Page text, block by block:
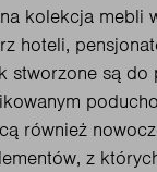
kolekcja mebli
hoteli,
stworzone są do
również
z